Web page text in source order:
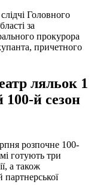
Головного
за
прокурора
причетного
ляльок 1
100-й сезон
розпочне 100-
готують три
а також
партнерської